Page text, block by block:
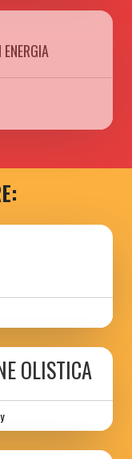
OLISTICA